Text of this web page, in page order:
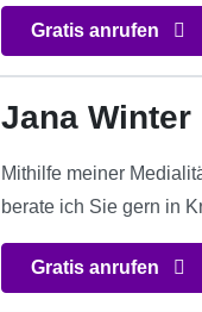
Gratis anrufen
Jana Winter
Mithilfe meiner
berate ich Sie gern in
Gratis anrufen